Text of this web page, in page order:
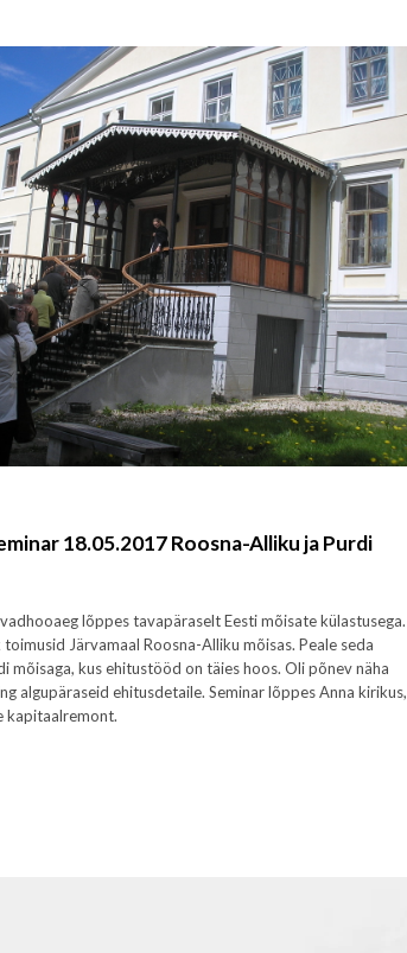
18.05.2017 Roosna-Alliku ja Purdi
lõppes tavapäraselt Eesti mõisate külastusega.
Järvamaal Roosna-Alliku mõisas. Peale seda
mõisaga, kus ehitustööd on täies hoos. Oli põnev näha
algupäraseid ehitusdetaile. Seminar lõppes Anna kirikus,
kapitaalremont.